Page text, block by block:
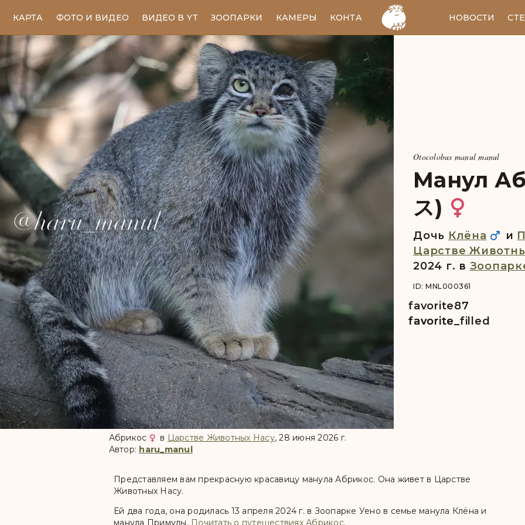
КАРТА ФОТО И ВИДЕО ВИДЕО В YT ЗООПАРКИ КАМЕРЫ КОНТАКТЫ EN НОВОСТИ
Абрикос в Царстве Животных Насу, 28 июня 2026 г.
Автор: haru_manul
Otocolobus manul manul
Манул
ス)
Дочь Клёна и
Царстве
2024 г. в
ID: MNL000361
favorite
favorite
favorite_filled
87
Представляем вам прекрасную красавицу манула Абрикос. Она живет в Царстве
Животных Насу.
Ей два года, она родилась 13 апреля 2024 г. в Зоопарке Уено в семье манула Клёна и
манула Примулы. Почитать о путешествиях Абрикос.